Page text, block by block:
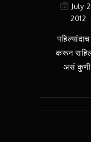
July
2012
करून
असं कुणी